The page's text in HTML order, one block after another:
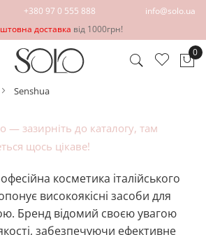
+380 97 0 555 888
info@solo.ua
доставка від 1000грн!
0
senshua
— зазирніть до каталогу, там
щось цікаве!
косметика італійського
високоякісні засоби для
Бренд відомий своєю увагою
забезпечуючи ефективне